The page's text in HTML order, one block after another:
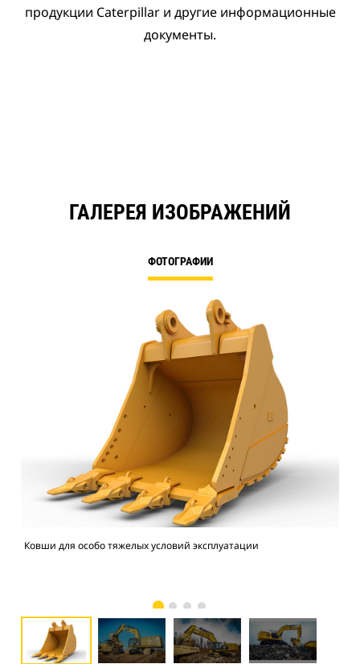
продукции Caterpillar и другие информационные
документы.
ГАЛЕРЕЯ ИЗОБРАЖЕНИЙ
ФОТОГРАФИИ
Ковши для особо тяжелых условий эксплуатации